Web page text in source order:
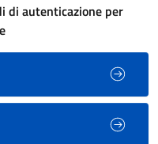
di autenticazione per